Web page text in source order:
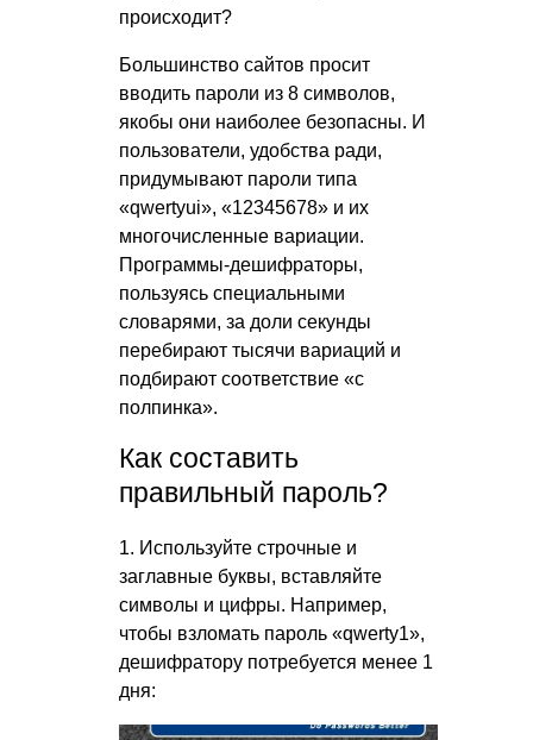
происходит?
Большинство сайтов просит
вводить пароли из 8 символов,
якобы они наиболее безопасны. И
пользователи, удобства ради,
придумывают пароли типа
«qwertyui», «12345678» и их
многочисленные вариации.
Программы-дешифраторы,
пользуясь специальными
словарями, за доли секунды
перебирают тысячи вариаций и
подбирают соответствие «с
полпинка».
Как составить
правильный пароль?
1. Используйте строчные и
заглавные буквы, вставляйте
символы и цифры. Например,
чтобы взломать пароль «qwerty1»,
дешифратору потребуется менее 1
дня: